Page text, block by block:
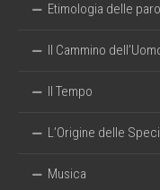
Etimologia delle
Il Cammino
Il Tempo
L’Origine delle
Musica